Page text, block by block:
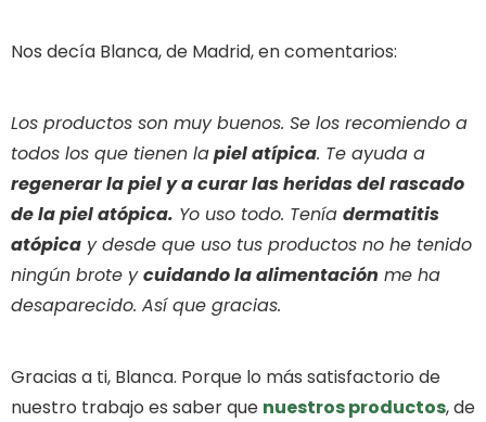
Nos decía Blanca, de Madrid, en comentarios:
Los productos son muy buenos. Se los recomiendo a
todos los que tienen lapiel atípica. Te ayuda a
regenerar la piel y a curar las heridas del rascado
de la piel atópica. Yo uso todo. Tenía dermatitis
atópica y desde que uso tus productos no he tenido
ningún brote ycuidando la alimentación me ha
desaparecido. Así que gracias.
Gracias a ti, Blanca. Porque lo más satisfactorio de
nuestro trabajo es saber que nuestros productos, de